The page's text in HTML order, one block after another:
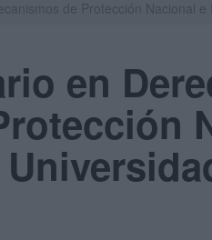
en